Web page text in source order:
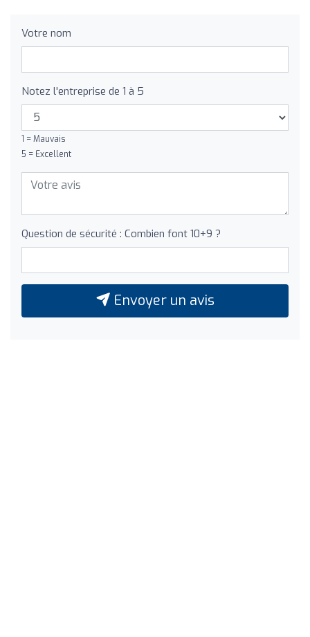
Votre nom
Notez l'entreprise de 1 à 5
1 = Mauvais
5 = Excellent
Question de sécurité : Combien font 10+9 ?
Envoyer un avis